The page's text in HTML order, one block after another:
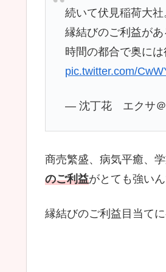
続いて伏見稲荷大社
縁結びのご利益が
時間の都合で奥に
pic.twitter.com/
— 沈丁花 エクサ＠
商売繁盛、病気平癒、
のご利益がとても強いん
縁結びのご利益目当て